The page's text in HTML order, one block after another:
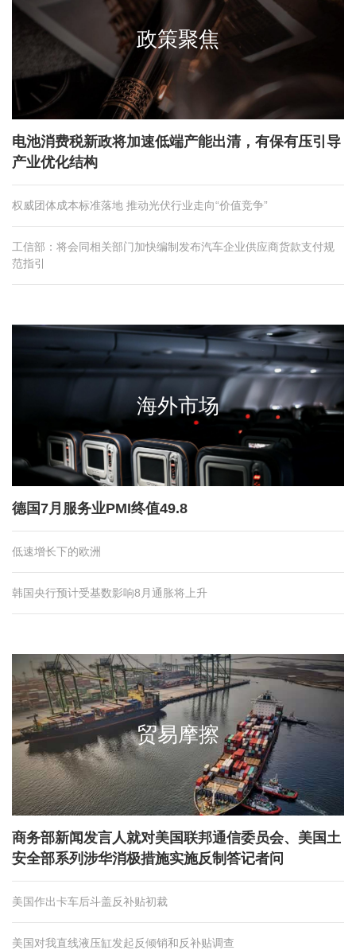
政策聚焦
电池消费税新政将加速低端产能出清，有保有压引导
产业优化结构
权威团体成本标准落地 推动光伏行业走向“价值竞争”
工信部：将会同相关部门加快编制发布汽车企业供应商货款支付规
范指引
海外市场
德国7月服务业PMI终值49.8
低速增长下的欧洲
韩国央行预计受基数影响8月通胀将上升
贸易摩擦
商务部新闻发言人就对美国联邦通信委员会、美国土
安全部系列涉华消极措施实施反制答记者问
美国作出卡车后斗盖反补贴初裁
美国对我直线液压缸发起反倾销和反补贴调查